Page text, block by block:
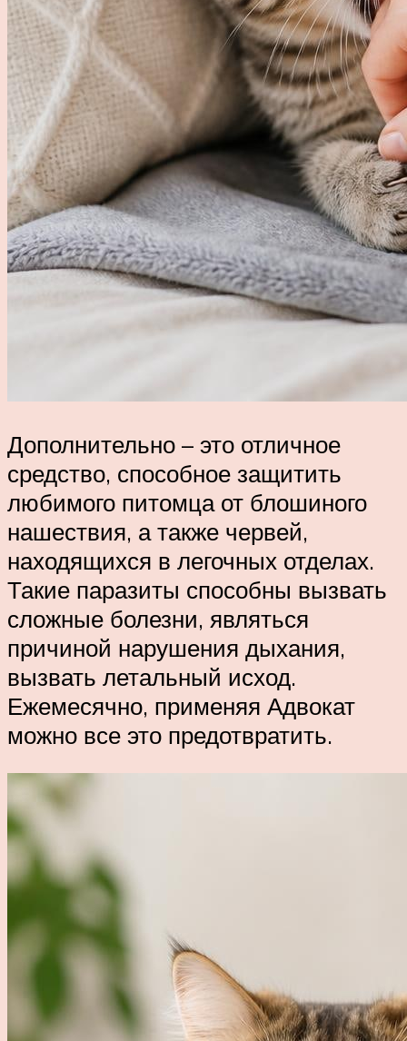
Дополнительно – это отличное
средство, способное защитить
любимого питомца от блошиного
нашествия, а также червей,
находящихся в легочных отделах.
Такие паразиты способны вызвать
сложные болезни, являться
причиной нарушения дыхания,
вызвать летальный исход.
Ежемесячно, применяя Адвокат
можно все это предотвратить.